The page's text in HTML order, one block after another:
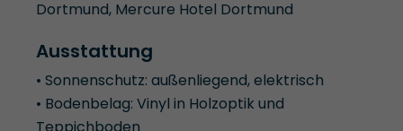
Dortmund, Mercure Hotel Dortmund
Ausstattung
• Sonnenschutz: außenliegend, elektrisch
• Bodenbelag: Vinyl in Holzoptik und